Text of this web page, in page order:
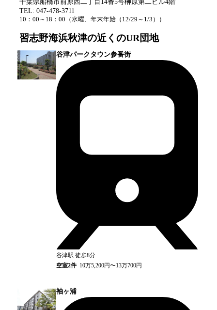
千葉県船橋市前原西二丁目14番5号榊原第二ビル4階
TEL: 047-478-3711
10：00～18：00 （水曜、年末年始（12/29～1/3） ）
習志野海浜秋津の近くのUR団地
谷津パークタウン参番街
谷津駅 徒歩8分
空室2件 10万5,200円〜13万700円
袖ヶ浦